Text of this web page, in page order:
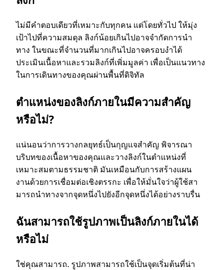
ไม่มีคําตอบเดียวที่เหมาะกับทุกคน แต่โดยทั่วไป ให้มุ่ง
เป้าไปที่ความสมดุล ลิงก์น้อยเกินไปอาจจํากัดการนํา
ทาง ในขณะที่จํานวนที่มากเกินไปอาจครอบงําได้
ประเมินเนื้อหาและรวมลิงก์ที่เพิ่มมูลค่า เพื่อเป็นแนวทาง
ในการเดินทางของคุณผ่านพื้นที่ดิจิทัล
ตําแหน่งของลิงก์ภายในมีความสําคัญ
หรือไม่?
แน่นอนว่าการวางกลยุทธ์เป็นกุญแจสําคัญ พิจารณา
บริบทของเนื้อหาของคุณและวางลิงก์ในตําแหน่งที่
เหมาะสมตามธรรมชาติ มันเหมือนกับการสร้างแผน
งานด้วยการเชื่อมต่อเชิงตรรกะ เพื่อให้มั่นใจว่าผู้ใช้สา
มารถนําทางจากจุดหนึ่งไปยังอีกจุดหนึ่งได้อย่างราบรื่น
ฉันสามารถใช้รูปภาพเป็นลิงก์ภายในได้
หรือไม่
ใช่คุณสามารถ. รูปภาพสามารถใช้เป็นจุดเริ่มต้นที่น่า